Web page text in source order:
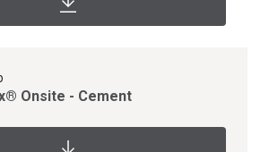
Onsite - Cement